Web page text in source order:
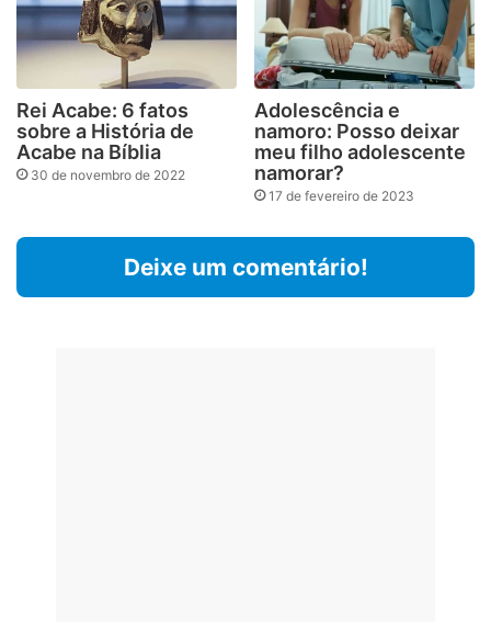
Rei Acabe: 6 fatos
sobre a História de
Acabe na Bíblia
30 de novembro de 2022
Adolescência e
namoro: Posso deixar
meu filho adolescente
namorar?
17 de fevereiro de 2023
Deixe um comentário!